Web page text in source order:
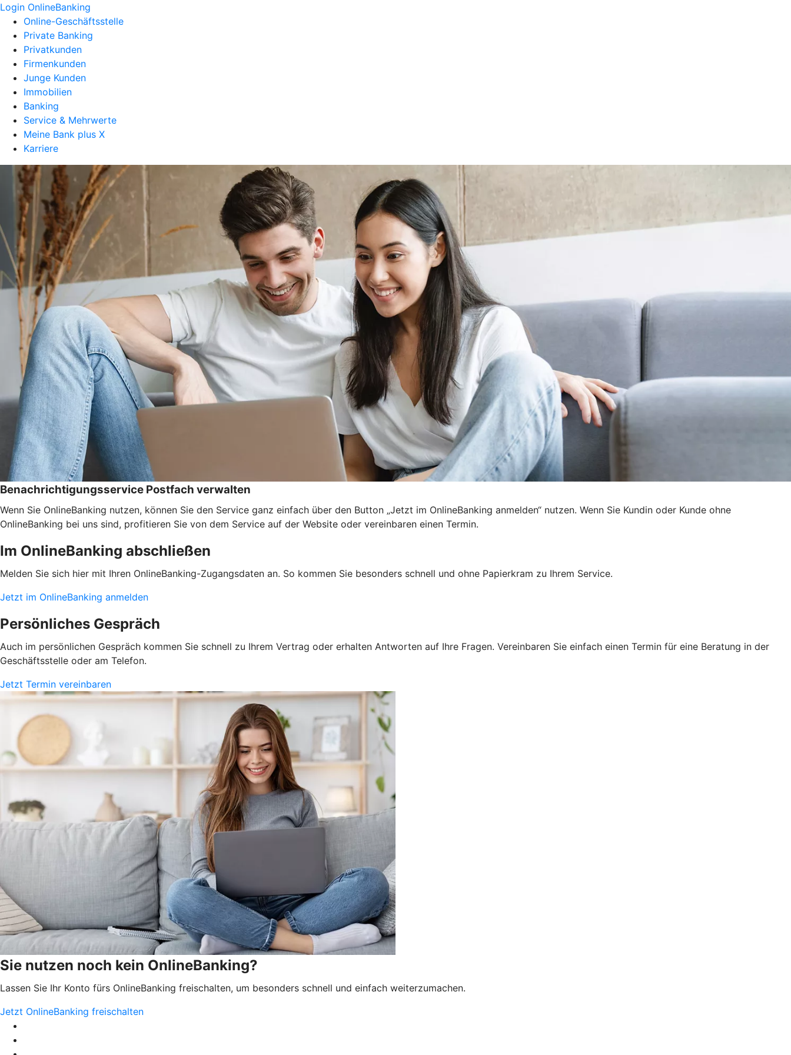
Login OnlineBanking
Online-Geschäftsstelle
Private Banking
Privatkunden
Firmenkunden
Junge Kunden
Immobilien
Banking
Service & Mehrwerte
Meine Bank plus X
Karriere
Benachrichtigungsservice Postfach verwalten
Wenn Sie OnlineBanking nutzen, können Sie den Service ganz einfach über den Button „Jetzt im OnlineBanking anmelden“ nutzen. Wenn Sie Kundin oder Kunde ohne
OnlineBanking bei uns sind, profitieren Sie von dem Service auf der Website oder vereinbaren einen Termin.
Im OnlineBanking abschließen
Melden Sie sich hier mit Ihren OnlineBanking-Zugangsdaten an. So kommen Sie besonders schnell und ohne Papierkram zu Ihrem Service.
Jetzt im OnlineBanking anmelden
Persönliches Gespräch
Auch im persönlichen Gespräch kommen Sie schnell zu Ihrem Vertrag oder erhalten Antworten auf Ihre Fragen. Vereinbaren Sie einfach einen Termin für eine Beratung in der
Geschäftsstelle oder am Telefon.
Jetzt Termin vereinbaren
Sie nutzen noch kein OnlineBanking?
Lassen Sie Ihr Konto fürs OnlineBanking freischalten, um besonders schnell und einfach weiterzumachen.
Jetzt OnlineBanking freischalten